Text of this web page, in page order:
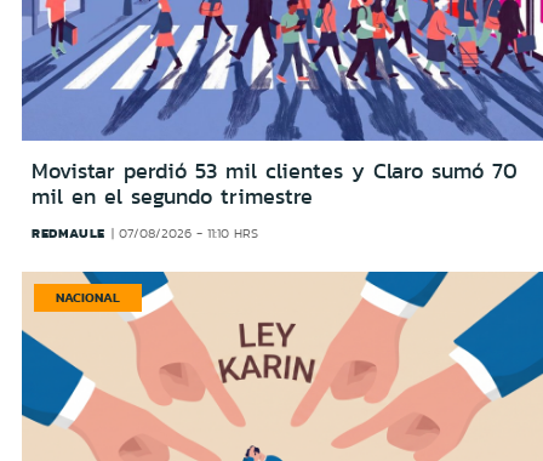
Movistar perdió 53 mil clientes y Claro sumó 70
mil en el segundo trimestre
REDMAULE 07/08/2026 - 11:10 HRS
NACIONAL